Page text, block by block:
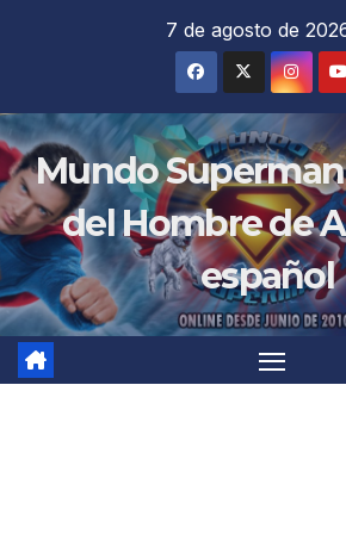
7 de agosto de
Mundo
del Hombre de
español